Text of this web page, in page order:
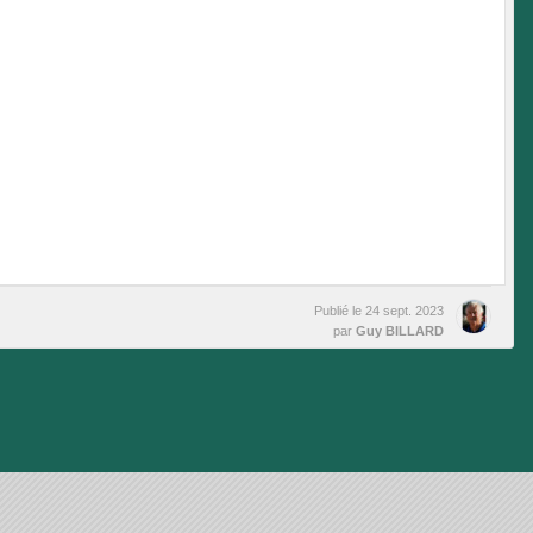
Publié le 24 sept. 2023
par Guy BILLARD